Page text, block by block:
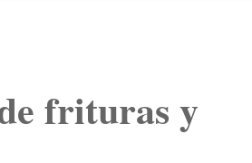
frituras y